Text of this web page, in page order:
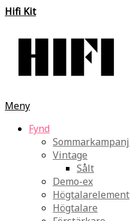
Hifi Kit
Meny
Fynd
Sommarkampanj
Vintage
Sålt
Demo-ex
Högtalarelement
Högtalare